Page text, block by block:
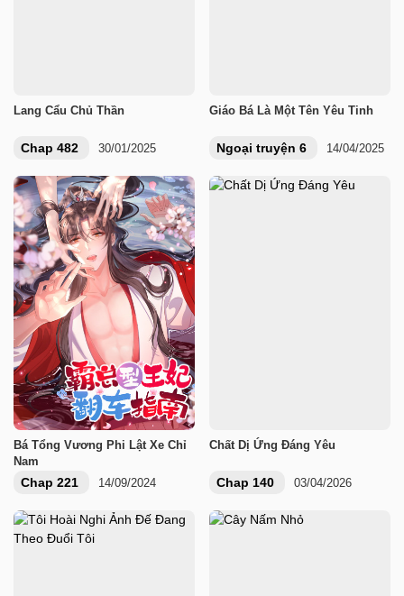
Lang Cẩu Chủ Thần
Chap 482 30/01/2025
Giáo Bá Là Một Tên Yêu Tinh
Ngoại truyện 6 14/04/2025
Bá Tổng Vương Phi Lật Xe Chỉ
Nam
Chap 221 14/09/2024
Chất Dị Ứng Đáng Yêu
Chap 140 03/04/2026